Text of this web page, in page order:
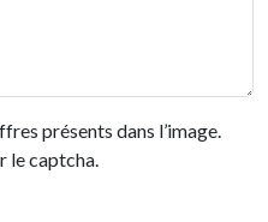
présents dans l’image.
le captcha.